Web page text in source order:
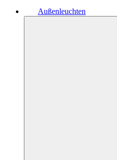
Außenleuchten